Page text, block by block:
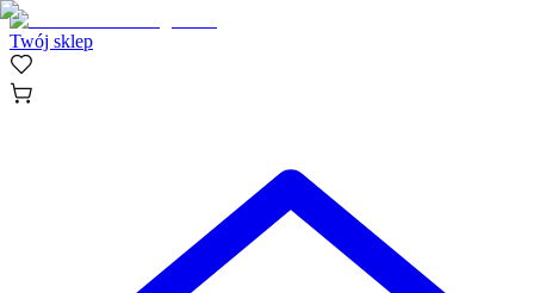
Twój sklep